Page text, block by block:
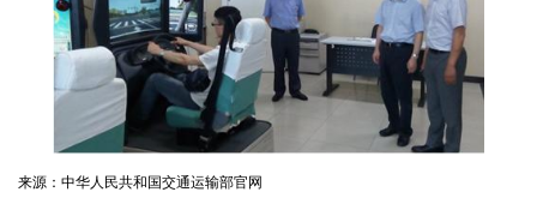
来源：中华人民共和国交通运输部官网